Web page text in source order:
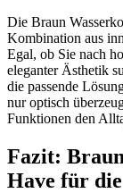
Die Braun
Kombination aus
Egal, ob Sie nach
eleganter Ästhetik
die passende
nur optisch
Funktionen den
Fazit:
Have für